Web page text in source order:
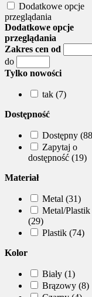
Dodatkowe opcje
przeglądania
Dodatkowe opcje
przeglądania
Zakres cen od
do
Tylko nowości
tak (7)
Dostępność
Dostępny
Zapytaj o
dostępność (19)
Materiał
Metal (31)
Metal/Plastik
(29)
Plastik (74)
Kolor
Biały (1)
Brązowy (8)